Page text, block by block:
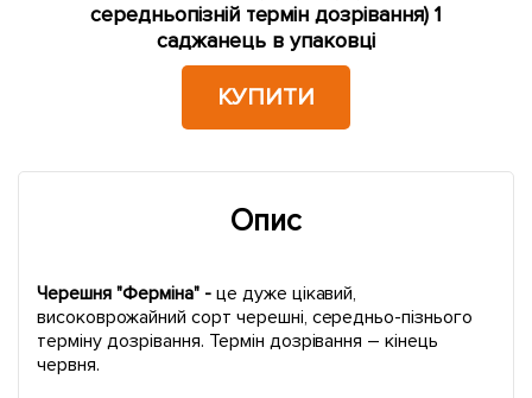
середньопізній термін дозрівання) 1
саджанець в упаковці
КУПИТИ
Опис
Черешня "Ферміна" -це дуже цікавий,
високоврожайний сорт черешні, середньо-пізнього
терміну дозрівання. Термін дозрівання – кінець
червня.